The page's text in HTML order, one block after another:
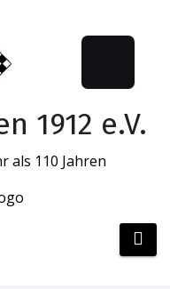
1912 e.V.
als 110 Jahren